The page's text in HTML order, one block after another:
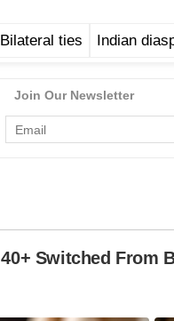
Bilateral ties Indian